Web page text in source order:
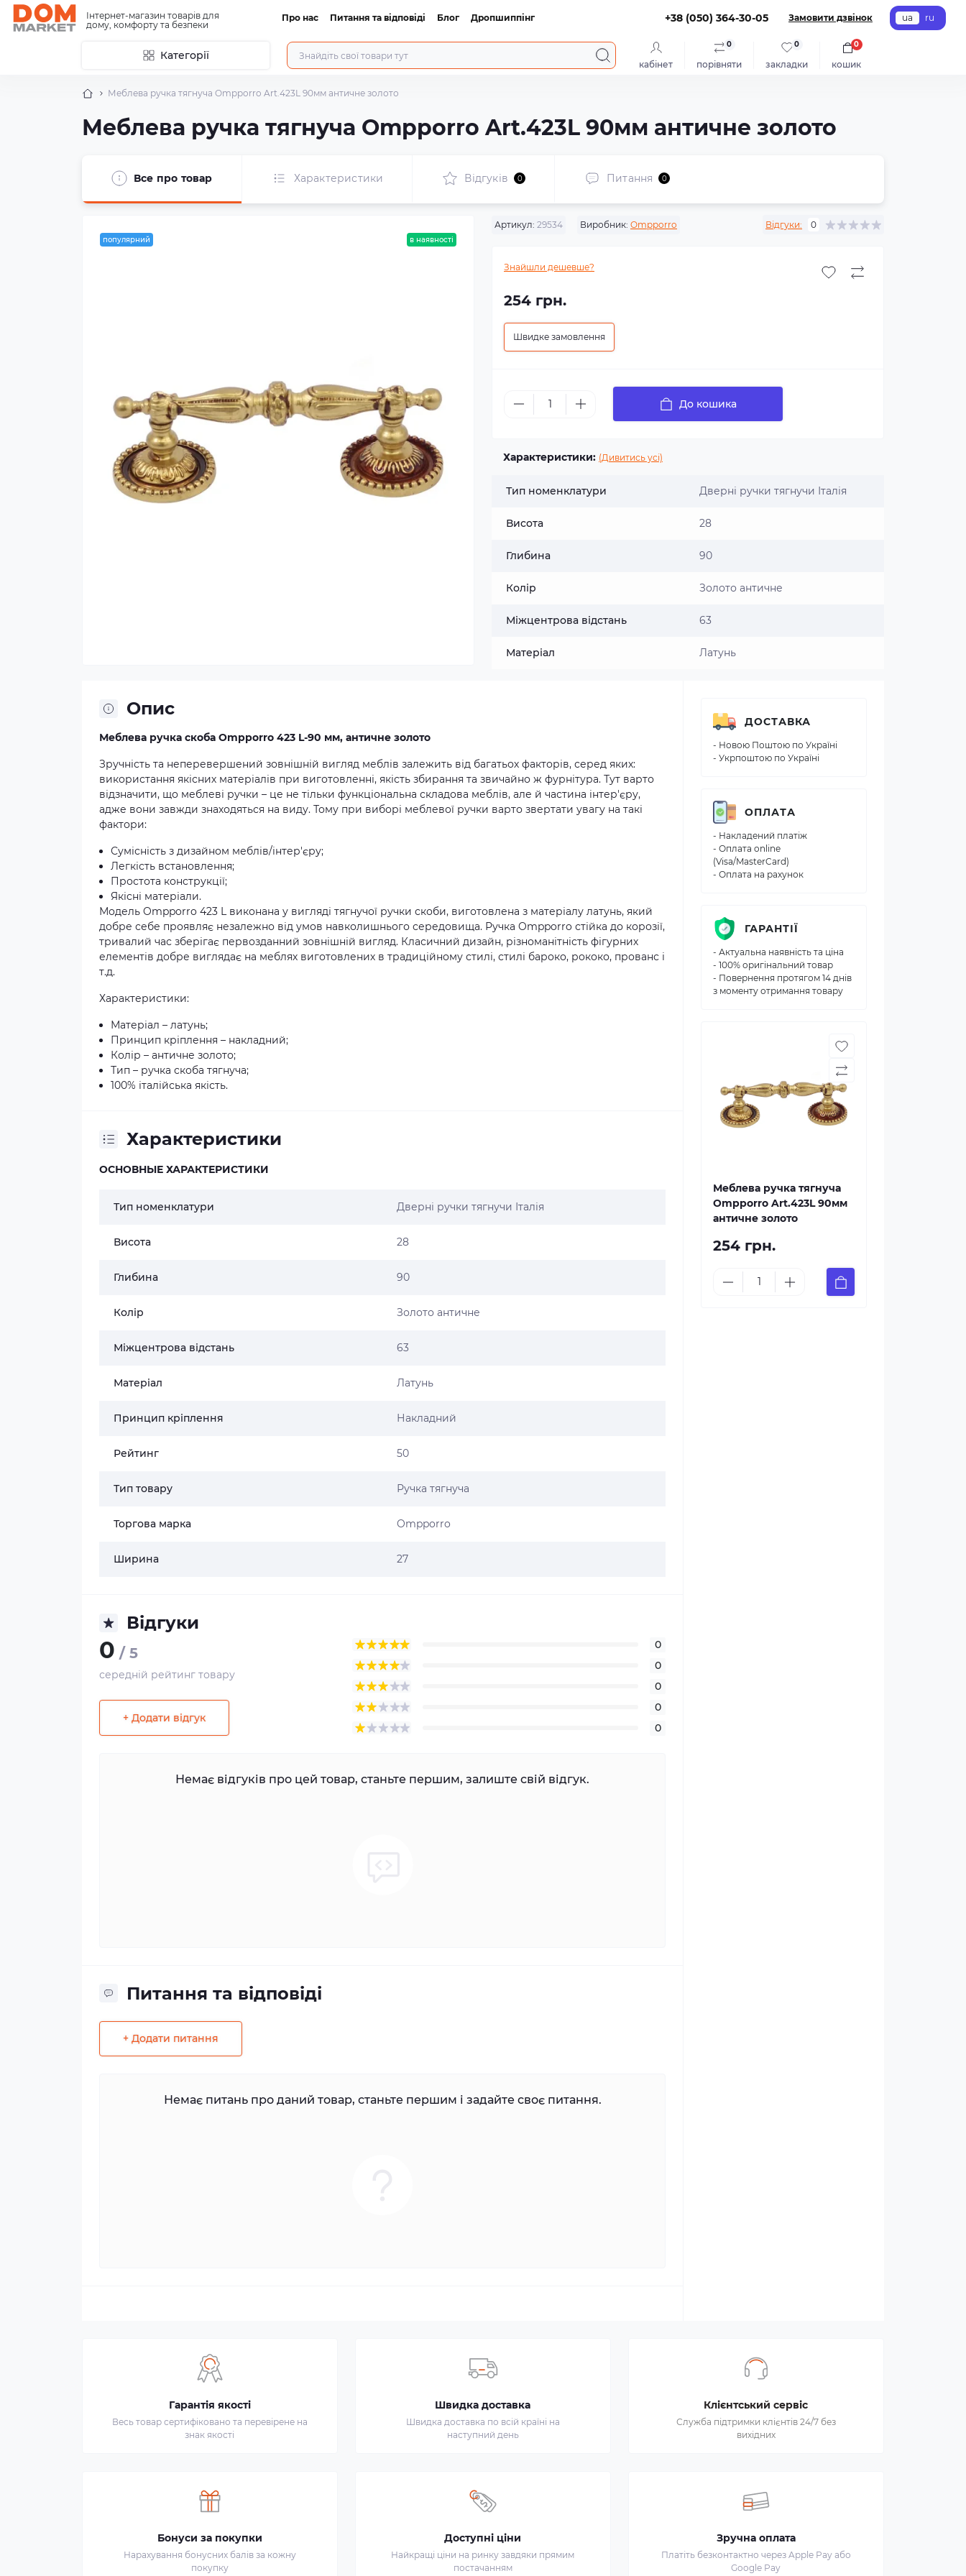
Інтернет-магазин товарів для
дому, комфорту та безпеки
Про нас Питання та відповіді Блог Дропшиппінг +38 (050) 364-30-05 Замовити дзвінок ua ru
Категорії
кабінет порівняти
0
закладки
0
кошик
0
Меблева ручка тягнуча Ompporro Art.423L 90мм античне золото
Меблева ручка тягнуча Ompporro Art.423L 90мм античне золото
Все про товар Характеристики Відгуків 0 Питання 0
популярний в наявності
Артикул: 29534 Виробник: Ompporro Відгуки: 0
Знайшли дешевше?
254 грн.
Швидке замовлення
До кошика
Характеристики: (Дивитись усі)
Тип номенклатури Дверні ручки тягнучи Італія
Висота 28
Глибина 90
Колір Золото античне
Міжцентрова відстань 63
Матеріал Латунь
Опис
Меблева ручка скоба Ompporro 423 L-90 мм, античне золото
Зручність та неперевершений зовнішній вигляд меблів залежить від багатьох факторів, серед яких:
використання якісних матеріалів при виготовленні, якість збирання та звичайно ж фурнітура. Тут варто
відзначити, що меблеві ручки – це не тільки функціональна складова меблів, але й частина інтер'єру,
адже вони завжди знаходяться на виду. Тому при виборі меблевої ручки варто звертати увагу на такі
фактори:
Сумісність з дизайном меблів/інтер'єру;
Легкість встановлення;
Простота конструкції;
Якісні матеріали.
Модель Ompporro 423 L виконана у вигляді тягнучої ручки скоби, виготовлена з матеріалу латунь, який
добре себе проявляє незалежно від умов навколишнього середовища. Ручка Ompporro стійка до корозії,
тривалий час зберігає первозданний зовнішній вигляд. Класичний дизайн, різноманітність фігурних
елементів добре виглядає на меблях виготовлених в традиційному стилі, стилі бароко, рококо, прованс і
т.д.
Характеристики:
Матеріал – латунь;
Принцип кріплення – накладний;
Колір – античне золото;
Тип – ручка скоба тягнуча;
100% італійська якість.
Характеристики
ОСНОВНЫЕ ХАРАКТЕРИСТИКИ
Тип номенклатури Дверні ручки тягнучи Італія
Висота 28
Глибина 90
Колір Золото античне
Міжцентрова відстань 63
Матеріал Латунь
Принцип кріплення Накладний
Рейтинг 50
Тип товару Ручка тягнуча
Торгова марка Ompporro
Ширина 27
Відгуки
0 / 5
середній рейтинг товару
+ Додати відгук
0
0
0
0
0
Немає відгуків про цей товар, станьте першим, залиште свій відгук.
Питання та відповіді
+ Додати питання
Немає питань про даний товар, станьте першим і задайте своє питання.
ДОСТАВКА
- Новою Поштою по Україні
- Укрпоштою по Україні
ОПЛАТА
- Накладений платіж
- Оплата online
(Visa/MasterCard)
- Оплата на рахунок
ГАРАНТІЇ
- Актуальна наявність та ціна
- 100% оригінальний товар
- Повернення протягом 14 днів
з моменту отримання товару
Меблева ручка тягнуча
Ompporro Art.423L 90мм
античне золото
254 грн.
Гарантія якості
Весь товар сертифіковано та перевірене на
знак якості
Швидка доставка
Швидка доставка по всій країні на
наступний день
Клієнтський сервіс
Служба підтримки клієнтів 24/7 без
вихідних
Бонуси за покупки
Нарахування бонусних балів за кожну
покупку
Доступні ціни
Найкращі ціни на ринку завдяки прямим
постачанням
Зручна оплата
Платіть безконтактно через Apple Pay або
Google Pay